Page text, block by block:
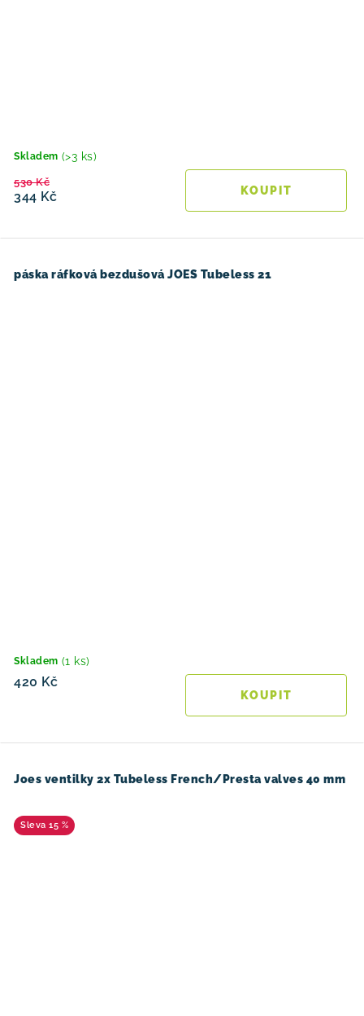
Skladem (>3 ks)
344 Kč
530 Kč
páska ráfková bezdušová JOES Tubeless 21
Skladem (1 ks)
420 Kč
Joes ventilky 2x Tubeless French/Presta valves 40 mm
15 %